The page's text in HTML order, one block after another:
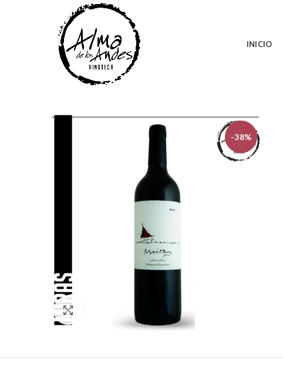
INICIO
-38%
Clic para ampliar